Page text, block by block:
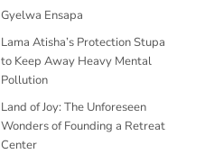
Gyelwa Ensapa
Lama Atisha’s Protection Stupa
to Keep Away Heavy Mental
Pollution
Land of Joy: The Unforeseen
Wonders of Founding a Retreat
Center